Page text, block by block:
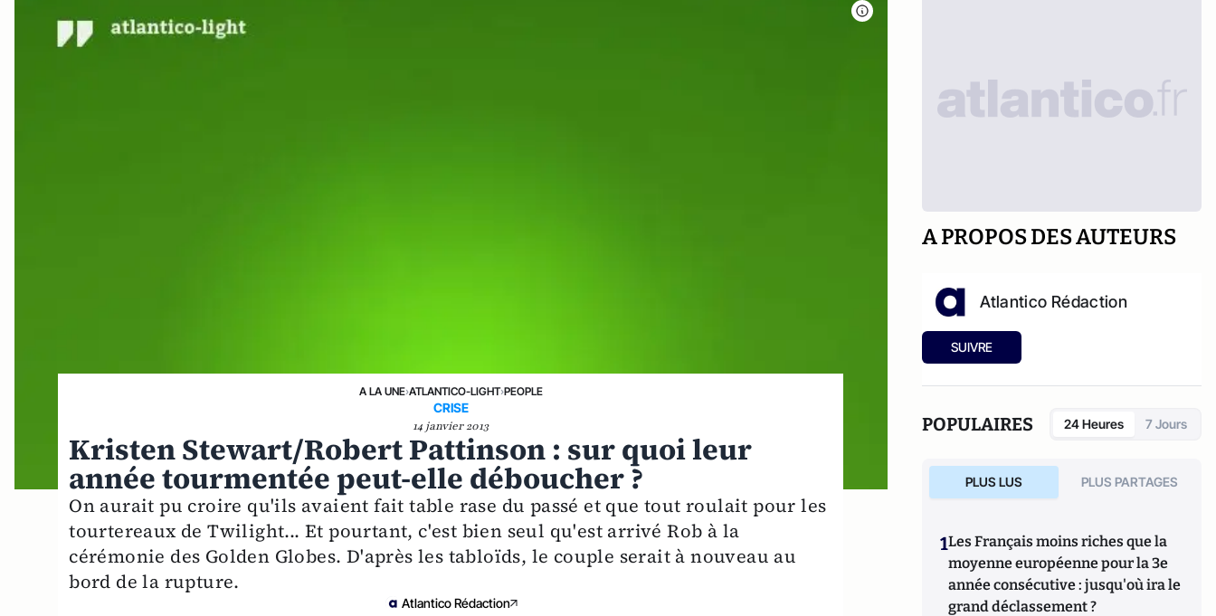
A LA UNE›ATLANTICO-LIGHT›PEOPLE
CRISE
14 janvier 2013
Kristen Stewart/Robert Pattinson : sur quoi leur
année tourmentée peut-elle déboucher ?
On aurait pu croire qu'ils avaient fait table rase du passé et que tout roulait pour les
tourtereaux de Twilight... Et pourtant, c'est bien seul qu'est arrivé Rob à la
cérémonie des Golden Globes. D'après les tabloïds, le couple serait à nouveau au
bord de la rupture.
Atlantico Rédaction
A PROPOS DES AUTEURS
Atlantico Rédaction
SUIVRE
POPULAIRES 24 Heures 7 Jours
PLUS LUS PLUS PARTAGES
1Les Français moins riches que la
moyenne européenne pour la 3e
année consécutive : jusqu'où ira le
grand déclassement ?